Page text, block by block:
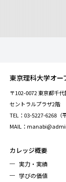
東京理科大学オー
〒102-0072 東京都千
セントラルプラザ2階
TEL：03-5227-6268（
MAIL：
カレッジ概要
実力・実績
学びの価値